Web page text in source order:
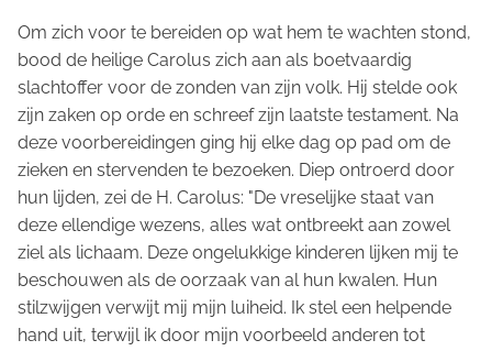
Om zich voor te bereiden op wat hem te wachten stond,
bood de heilige Carolus zich aan als boetvaardig
slachtoffer voor de zonden van zijn volk. Hij stelde ook
zijn zaken op orde en schreef zijn laatste testament. Na
deze voorbereidingen ging hij elke dag op pad om de
zieken en stervenden te bezoeken. Diep ontroerd door
hun lijden, zei de H. Carolus: "De vreselijke staat van
deze ellendige wezens, alles wat ontbreekt aan zowel
ziel als lichaam. Deze ongelukkige kinderen lijken mij te
beschouwen als de oorzaak van al hun kwalen. Hun
stilzwijgen verwijt mij mijn luiheid. Ik stel een helpende
hand uit, terwijl ik door mijn voorbeeld anderen tot